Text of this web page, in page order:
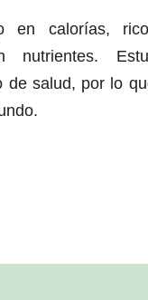
calorías,
de salud, por lo